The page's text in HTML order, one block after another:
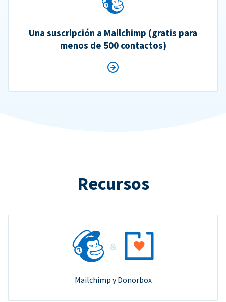
Una suscripción a Mailchimp (gratis para
menos de 500 contactos)
Recursos
Mailchimp y Donorbox